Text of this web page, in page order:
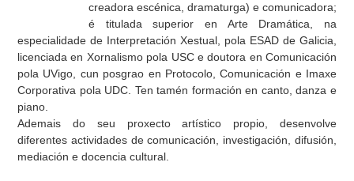
creadora escénica, dramaturga) e comunicadora;
é titulada superior en Arte Dramática, na
especialidade de Interpretación Xestual, pola ESAD de Galicia,
licenciada en Xornalismo pola USC e doutora en Comunicación
pola UVigo, cun posgrao en Protocolo, Comunicación e Imaxe
Corporativa pola UDC. Ten tamén formación en canto, danza e
piano.
Ademais do seu proxecto artístico propio, desenvolve
diferentes actividades de comunicación, investigación, difusión,
mediación e docencia cultural.